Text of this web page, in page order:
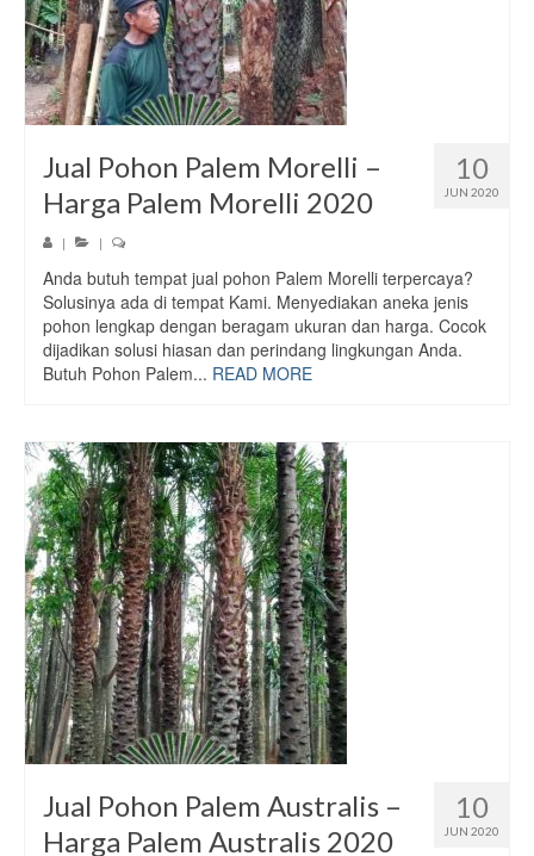
10
JUN 2020
Jual Pohon Palem Morelli –
Harga Palem Morelli 2020
| |
Anda butuh tempat jual pohon Palem Morelli terpercaya?
Solusinya ada di tempat Kami. Menyediakan aneka jenis
pohon lengkap dengan beragam ukuran dan harga. Cocok
dijadikan solusi hiasan dan perindang lingkungan Anda.
Butuh Pohon Palem... READ MORE
10
JUN 2020
Jual Pohon Palem Australis –
Harga Palem Australis 2020